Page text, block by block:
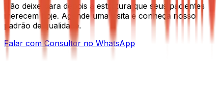
Não deixe para depois a estrutura que seus pacientes
merecem hoje. Agende uma visita e conheça nosso
padrão de qualidade.
Falar com Consultor no WhatsApp